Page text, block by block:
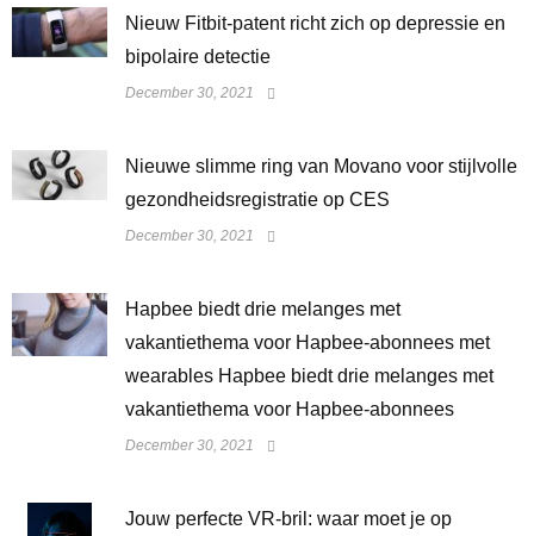
​Nieuw Fitbit-patent richt zich op depressie en
bipolaire detectie
December 30, 2021
Nieuwe slimme ring van Movano voor stijlvolle
gezondheidsregistratie op CES
December 30, 2021
Hapbee biedt drie melanges met
vakantiethema voor Hapbee-abonnees met
wearables Hapbee biedt drie melanges met
vakantiethema voor Hapbee-abonnees
December 30, 2021
Jouw perfecte VR-bril: waar moet je op